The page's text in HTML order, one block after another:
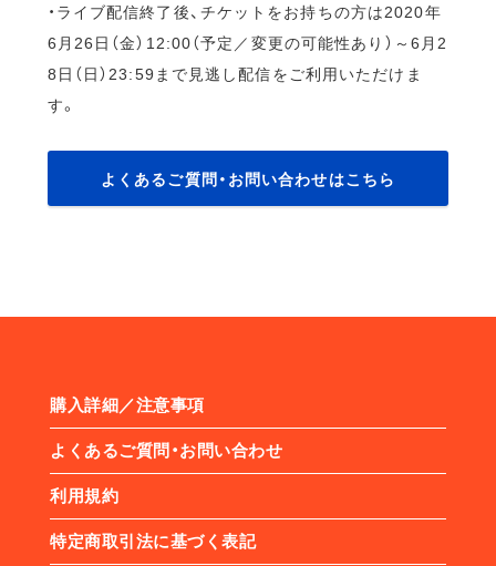
・ライブ配信終了後、チケットをお持ちの方は2020年
6月26日（金）12:00（予定／変更の可能性あり）～6月2
8日（日）23:59まで見逃し配信をご利用いただけま
す。
よくあるご質問・お問い合わせはこちら
購入詳細／注意事項
よくあるご質問・お問い合わせ
利用規約
特定商取引法に基づく表記